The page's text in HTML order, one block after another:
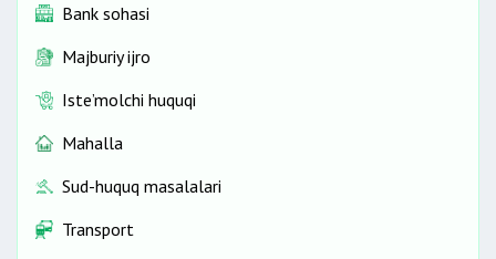
Bank sohasi
Majburiy ijro
Iste’molchi huquqi
Mahalla
Sud-huquq masalalari
Transport